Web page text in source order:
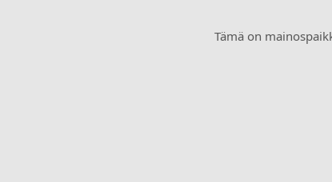
Tämä on